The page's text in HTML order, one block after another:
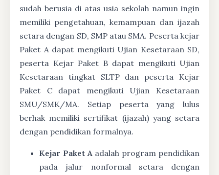
sudah berusia di atas usia sekolah namun ingin
memiliki pengetahuan, kemampuan dan ijazah
setara dengan SD, SMP atau SMA. Peserta kejar
Paket A dapat mengikuti Ujian Kesetaraan SD,
peserta Kejar Paket B dapat mengikuti Ujian
Kesetaraan tingkat SLTP dan peserta Kejar
Paket C dapat mengikuti Ujian Kesetaraan
SMU/SMK/MA. Setiap peserta yang lulus
berhak memiliki sertifikat (ijazah) yang setara
dengan pendidikan formalnya.
Kejar Paket A adalah program pendidikan
pada jalur nonformal setara dengan